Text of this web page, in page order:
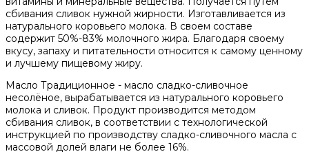
сбивания сливок нужной жирности. Изготавливается из
натурального коровьего молока. В своем составе
содержит 50%-83% молочного жира. Благодаря своему
вкусу, запаху и питательности относится к самому ценному
и лучшему пищевому жиру.
Масло Традиционное - масло сладко-сливочное
несолёное, вырабатывается из натурального коровьего
молока и сливок. Продукт производится методом
сбивания сливок, в соответствии с технологической
инструкцией по производству сладко-сливочного масла с
массовой долей влаги не более 16%.